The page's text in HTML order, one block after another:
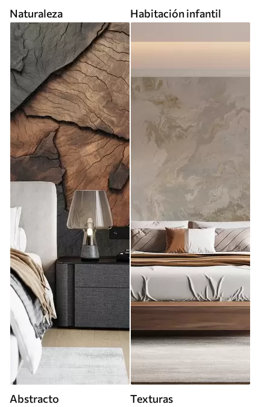
Naturaleza Habitación infantil
Abstracto Texturas